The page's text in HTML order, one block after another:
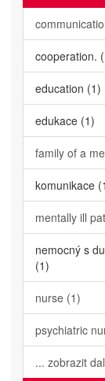
cooperation.
education (1)
edukace (1)
family of a
komunikace
mentally ill
nemocný s
(1)
nurse (1)
psychiatric
... zobrazit